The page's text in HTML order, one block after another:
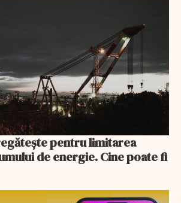
pentru limitarea
de energie. Cine poate fi